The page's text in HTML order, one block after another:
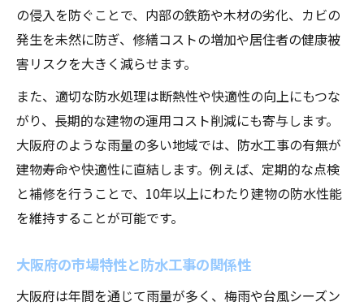
売上から見る大阪府の防水工事企業像
防水工事の成長企業に共通する特徴
事業性と実務に活かせる防水工事の選び方
事業性を踏まえた防水工事の選定基準
実務に強い防水工事会社の見分け方
防水工事の事業計画に役立つ選び方
長期視点で選ぶ防水工事のポイント
の侵入を防ぐことで、内部の鉄筋や木材の劣化、カビの
発生を未然に防ぎ、修繕コストの増加や居住者の健康被
害リスクを大きく減らせます。
また、適切な防水処理は断熱性や快適性の向上にもつな
がり、長期的な建物の運用コスト削減にも寄与します。
大阪府のような雨量の多い地域では、防水工事の有無が
建物寿命や快適性に直結します。例えば、定期的な点検
と補修を行うことで、10年以上にわたり建物の防水性能
を維持することが可能です。
大阪府の市場特性と防水工事の関係性
大阪府は年間を通じて雨量が多く、梅雨や台風シーズン